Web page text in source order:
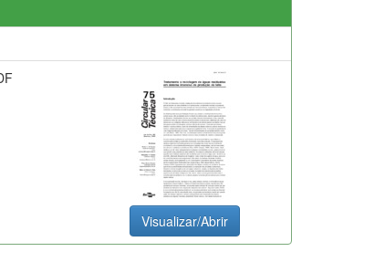
Visualizar/Abrir